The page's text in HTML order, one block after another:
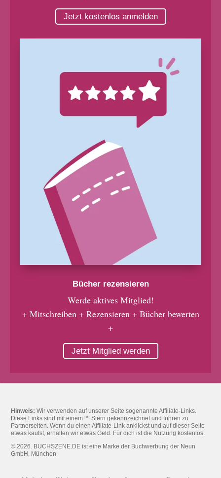
Jetzt kostenlos anmelden
Bücher rezensieren
Werde aktives Mitglied!
+ Mitschreiben + Rezensieren + Bücher bewerten
+
Jetzt Mitglied werden
Hinweis: Wir verwenden auf unserer Seite sogenannte Affiliate-Links.
Diese Links sind mit einem ‘*‘ Stern gekennzeichnet und führen zu
Partnerseiten. Wenn du einen Affiliate-Link anklickst und auf dieser Seite
etwas kaufst, erhalten wir etwas Geld. Für dich ist die Nutzung kostenlos.
© 2026. BUCHSZENE.DE ist eine Marke der Buchwerbung der Neun
GmbH, München